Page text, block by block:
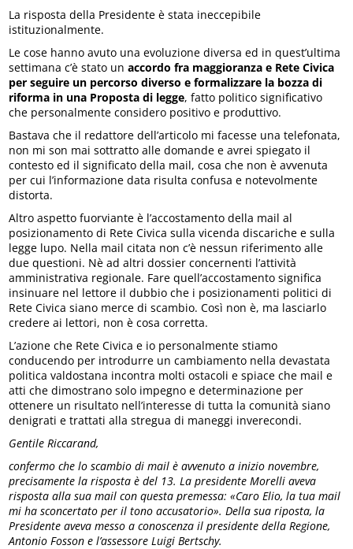
La risposta della Presidente è stata ineccepibile
istituzionalmente.
Le cose hanno avuto una evoluzione diversa ed in quest’ultima
settimana c’è stato unaccordo fra maggioranza e Rete Civica
per seguire un percorso diverso e formalizzare la bozza di
riforma in una Proposta di legge, fatto politico significativo
che personalmente considero positivo e produttivo.
Bastava che il redattore dell’articolo mi facesse una telefonata,
non mi son mai sottratto alle domande e avrei spiegato il
contesto ed il significato della mail, cosa che non è avvenuta
per cui l’informazione data risulta confusa e notevolmente
distorta.
Altro aspetto fuorviante è l’accostamento della mail al
posizionamento di Rete Civica sulla vicenda discariche e sulla
legge lupo. Nella mail citata non c’è nessun riferimento alle
due questioni. Nè ad altri dossier concernenti l’attività
amministrativa regionale. Fare quell’accostamento significa
insinuare nel lettore il dubbio che i posizionamenti politici di
Rete Civica siano merce di scambio. Così non è, ma lasciarlo
credere ai lettori, non è cosa corretta.
L’azione che Rete Civica e io personalmente stiamo
conducendo per introdurre un cambiamento nella devastata
politica valdostana incontra molti ostacoli e spiace che mail e
atti che dimostrano solo impegno e determinazione per
ottenere un risultato nell’interesse di tutta la comunità siano
denigrati e trattati alla stregua di maneggi inverecondi.
Gentile Riccarand,
confermo che lo scambio di mail è avvenuto a inizio novembre,
precisamente la risposta è del 13. La presidente Morelli aveva
risposta alla sua mail con questa premessa: «Caro Elio, la tua mail
mi ha sconcertato per il tono accusatorio». Della sua riposta, la
Presidente aveva messo a conoscenza il presidente della Regione,
Antonio Fosson e l’assessore Luigi Bertschy.